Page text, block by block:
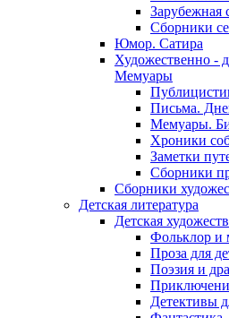
Зарубежная
Сборники
Юмор. Сатира
Художественно -
Мемуары
Письма.
Мемуары.
Хроники
Заметки
Сборники
Сборники
Детская литература
Детская
Фольклор
Проза для
Поэзия и
Детективы